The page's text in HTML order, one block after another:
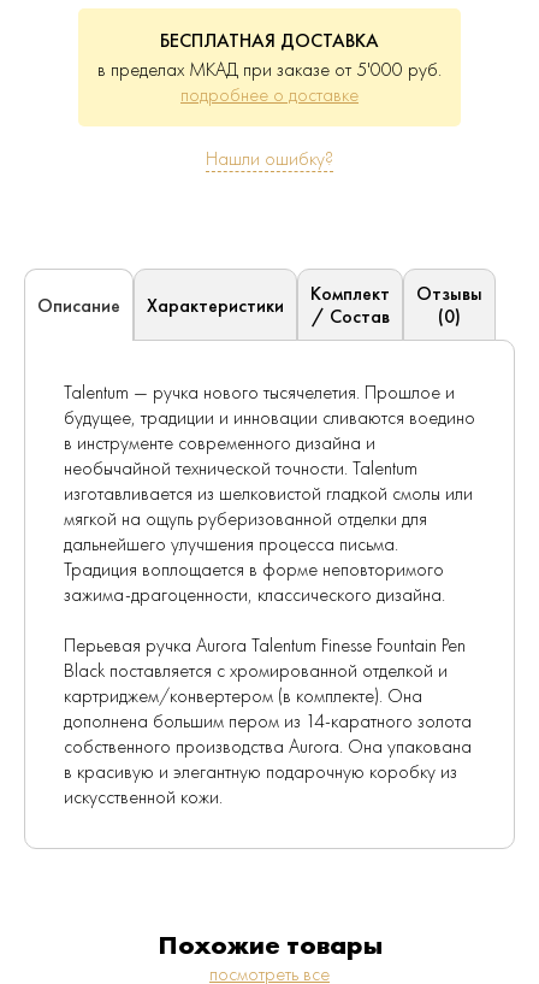
БЕСПЛАТНАЯ ДОСТАВКА
в пределах МКАД при заказе от 5'000 руб.
подробнее о доставке
Нашли ошибку?
Описание Характеристики
Комплект
/ Состав
Отзывы
(0)
Talentum — ручка нового тысячелетия. Прошлое и
будущее, традиции и инновации сливаются воедино
в инструменте современного дизайна и
необычайной технической точности. Talentum
изготавливается из шелковистой гладкой смолы или
мягкой на ощупь руберизованной отделки для
дальнейшего улучшения процесса письма.
Традиция воплощается в форме неповторимого
зажима-драгоценности, классического дизайна.
Перьевая ручка Aurora Talentum Finesse Fountain Pen
Black поставляется с хромированной отделкой и
картриджем/конвертером (в комплекте). Она
дополнена большим пером из 14-каратного золота
собственного производства Aurora. Она упакована
в красивую и элегантную подарочную коробку из
искусственной кожи.
Похожие товары
посмотреть все